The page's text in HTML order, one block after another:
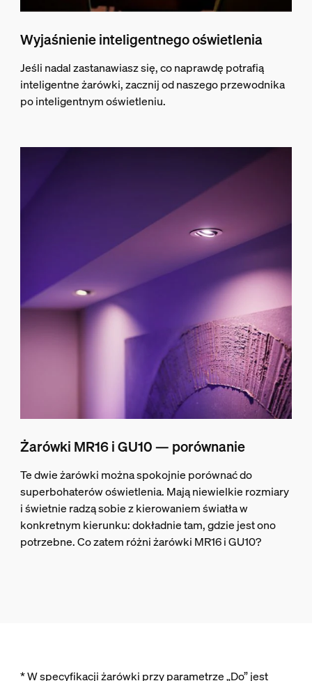
Wyjaśnienie inteligentnego oświetlenia
Jeśli nadal zastanawiasz się, co naprawdę potrafią
inteligentne żarówki, zacznij od naszego przewodnika
po inteligentnym oświetleniu.
Żarówki MR16 i GU10 — porównanie
Te dwie żarówki można spokojnie porównać do
superbohaterów oświetlenia. Mają niewielkie rozmiary
i świetnie radzą sobie z kierowaniem światła w
konkretnym kierunku: dokładnie tam, gdzie jest ono
potrzebne. Co zatem różni żarówki MR16 i GU10?
* W specyfikacji żarówki przy parametrze „Do” jest